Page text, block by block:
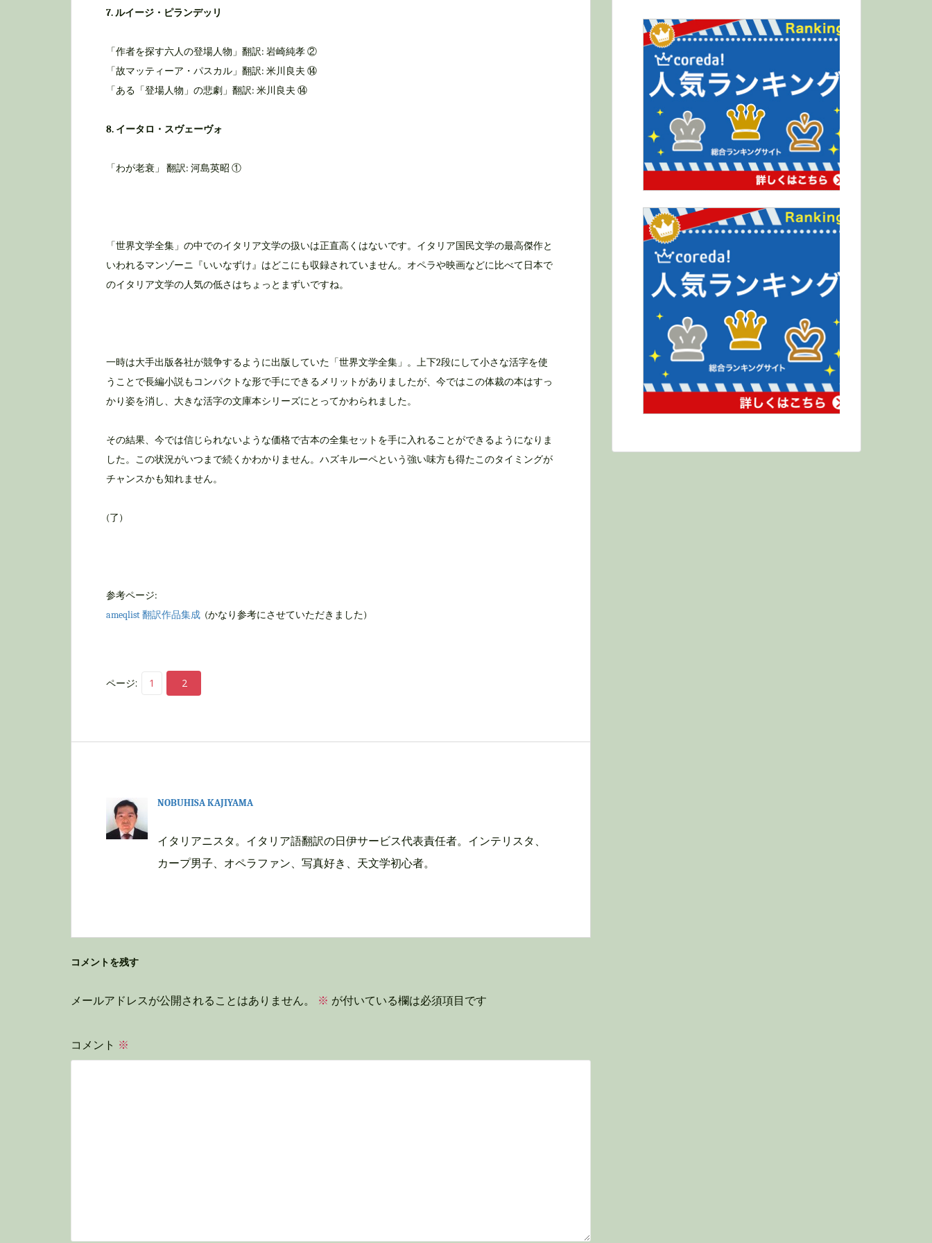
7. ルイージ・ピランデッリ
「作者を探す六人の登場人物」翻訳: 岩崎純孝 ②
「故マッティーア・パスカル」翻訳: 米川良夫 ⑭
「ある「登場人物」の悲劇」翻訳: 米川良夫 ⑭
8. イータロ・スヴェーヴォ
「わが老衰」 翻訳: 河島英昭 ①
「世界文学全集」の中でのイタリア文学の扱いは正直高くはないです。イタリア国民文学の最高傑作と
いわれるマンゾーニ『いいなずけ』はどこにも収録されていません。オペラや映画などに比べて日本で
のイタリア文学の人気の低さはちょっとまずいですね。
一時は大手出版各社が競争するように出版していた「世界文学全集」。上下2段にして小さな活字を使
うことで長編小説もコンパクトな形で手にできるメリットがありましたが、今ではこの体裁の本はすっ
かり姿を消し、大きな活字の文庫本シリーズにとってかわられました。
その結果、今では信じられないような価格で古本の全集セットを手に入れることができるようになりま
した。この状況がいつまで続くかわかりません。ハズキルーペという強い味方も得たこのタイミングが
チャンスかも知れません。
(了)
参考ページ:
ameqlist 翻訳作品集成 (かなり参考にさせていただきました)
ページ: 1 2
NOBUHISA KAJIYAMA
イタリアニスタ。イタリア語翻訳の日伊サービス代表責任者。インテリスタ、
カープ男子、オペラファン、写真好き、天文学初心者。
コメントを残す
メールアドレスが公開されることはありません。 ※ が付いている欄は必須項目です
コメント ※